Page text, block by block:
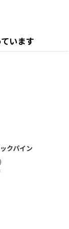
います
クパイン